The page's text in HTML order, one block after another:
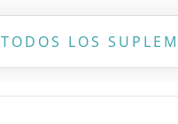
TODOS LOS